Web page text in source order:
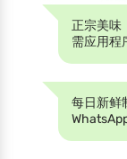
正宗美味
需应用
每日新鲜